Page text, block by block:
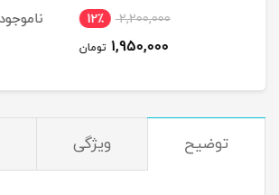
2,200,000 12٪
1,950,000 تومان
ناموجود
توضیح ویژگی